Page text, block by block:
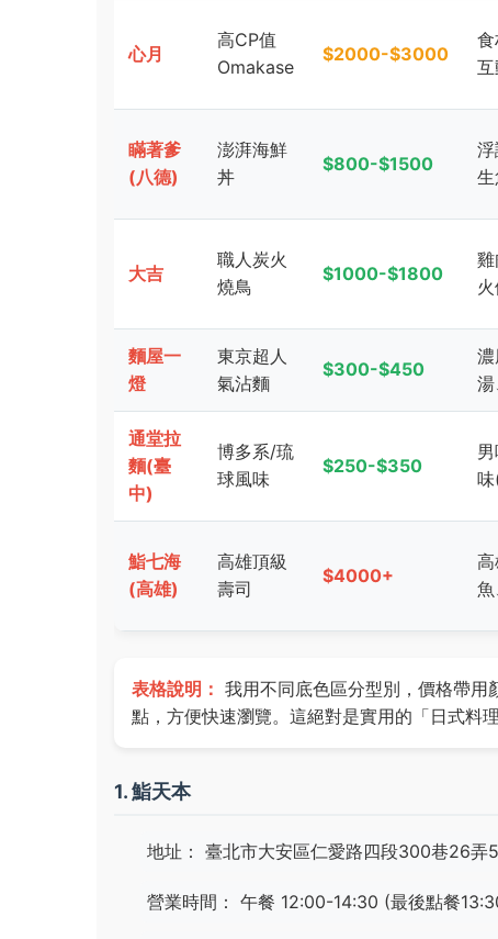
心月
高CP值
Omakase
$2000-$3000
瞞著爹
(八德)
澎湃海鮮
丼
$800-$1500
浮
大吉
職人炭火
燒鳥
$1000-$1800
麵屋一
燈
東京超人
氣沾麵
$300-$450
通堂拉
麵(臺
中)
博多系/琉
球風味
$250-$350
鮨七海
(高雄)
高雄頂級
壽司
$4000+
表格說明： 我用不同底色區分型別，價格帶用
點，方便快速瀏覽。這絕對是實用的「日式料
1. 鮨天本
地址： 臺北市大安區仁愛路四段300巷26弄
營業時間： 午餐 12:00-14:30 (最後點餐